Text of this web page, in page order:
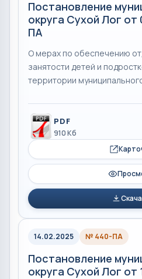
Постановление
округа Сухой Лог
ПА
О мерах по обеспечению
занятости детей и
территории
PDF
910 Кб
14.02.2025 № 440-ПА
Постановление
округа Сухой Лог